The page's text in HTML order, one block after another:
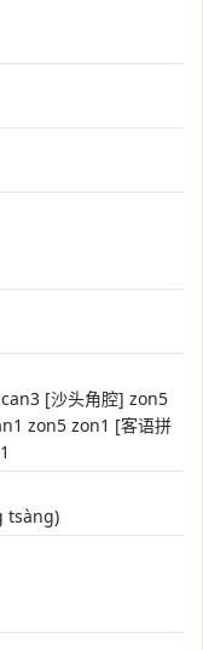
[沙头角腔] zon5
zon5 zon1 [客语拼
tsàng)